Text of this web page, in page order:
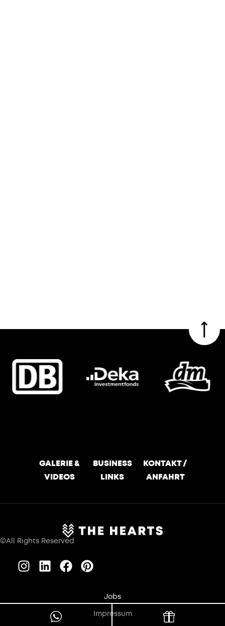
GALERIE &
VIDEOS
BUSINESS
LINKS
KONTAKT /
ANFAHRT
©All Rights Reserved
Jobs
Impressum